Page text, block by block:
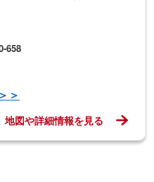
658
＞
地図や詳細情報を見る